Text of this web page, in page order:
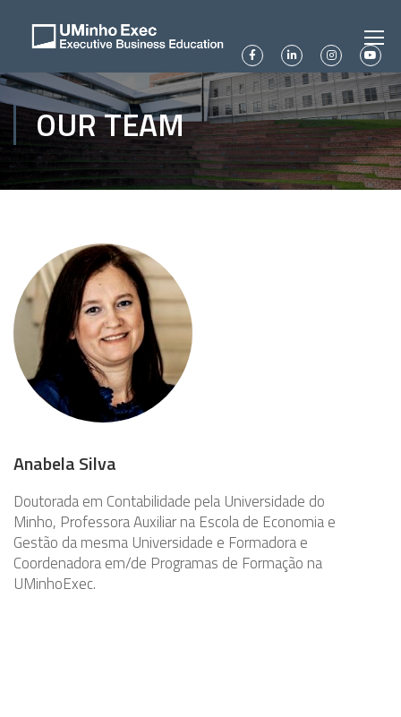
OUR TEAM
Anabela Silva
Doutorada em Contabilidade pela Universidade do
Minho, Professora Auxiliar na Escola de Economia e
Gestão da mesma Universidade e Formadora e
Coordenadora em/de Programas de Formação na
UMinhoExec.